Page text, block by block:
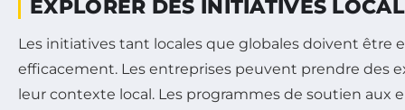
EXPLORER DES INITIATIVES
Les initiatives tant locales que globales doivent être
efficacement. Les entreprises peuvent prendre des
leur contexte local. Les programmes de soutien